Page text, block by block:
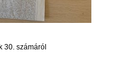
30. számáról